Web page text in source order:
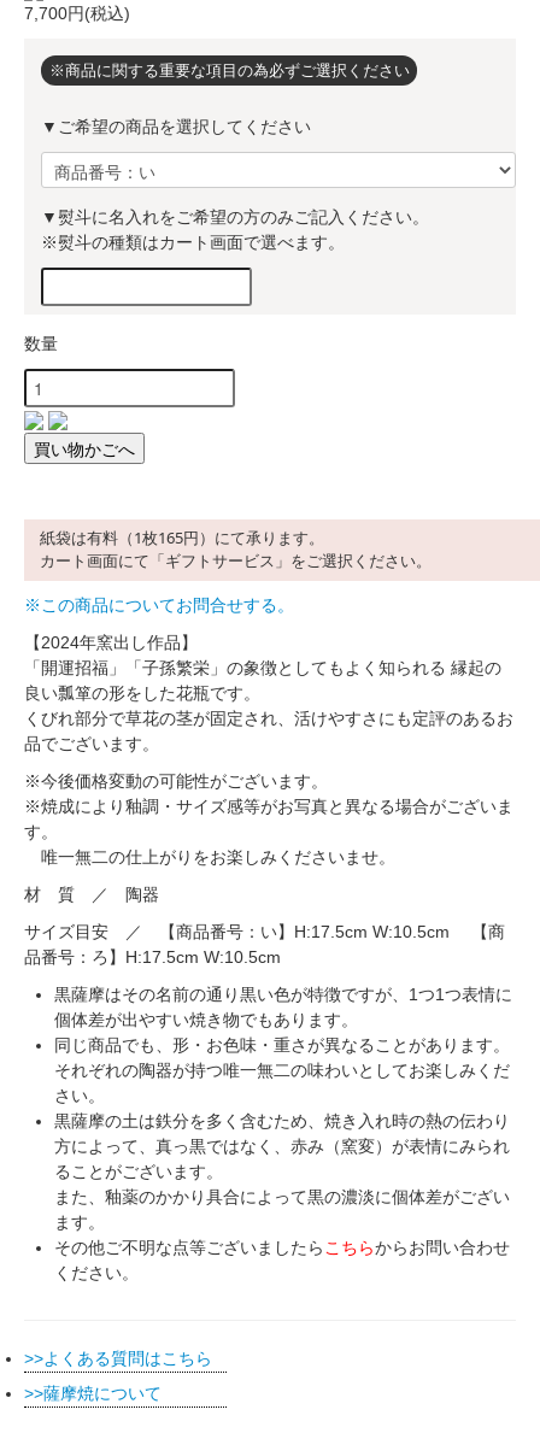
7,700円(税込)
※商品に関する重要な項目の為必ずご選択ください
▼ご希望の商品を選択してください
▼熨斗に名入れをご希望の方のみご記入ください。
※熨斗の種類はカート画面で選べます。
数量
紙袋は有料（1枚165円）にて承ります。
カート画面にて「ギフトサービス」をご選択ください。
※この商品についてお問合せする。
【2024年窯出し作品】
「開運招福」「子孫繁栄」の象徴としてもよく知られる 縁起の
良い瓢箪の形をした花瓶です。
くびれ部分で草花の茎が固定され、活けやすさにも定評のあるお
品でございます。
※今後価格変動の可能性がございます。
※焼成により釉調・サイズ感等がお写真と異なる場合がございま
す。
唯一無二の仕上がりをお楽しみくださいませ。
材 質 ／ 陶器
サイズ目安 ／ 【商品番号：い】H:17.5cm W:10.5cm 【商
品番号：ろ】H:17.5cm W:10.5cm
黒薩摩はその名前の通り黒い色が特徴ですが、1つ1つ表情に
個体差が出やすい焼き物でもあります。
同じ商品でも、形・お色味・重さが異なることがあります。
それぞれの陶器が持つ唯一無二の味わいとしてお楽しみくだ
さい。
黒薩摩の土は鉄分を多く含むため、焼き入れ時の熱の伝わり
方によって、真っ黒ではなく、赤み（窯変）が表情にみられ
ることがございます。
また、釉薬のかかり具合によって黒の濃淡に個体差がござい
ます。
その他ご不明な点等ございましたら こちらからお問い合わせ
ください。
よくある質問はこちら
薩摩焼について